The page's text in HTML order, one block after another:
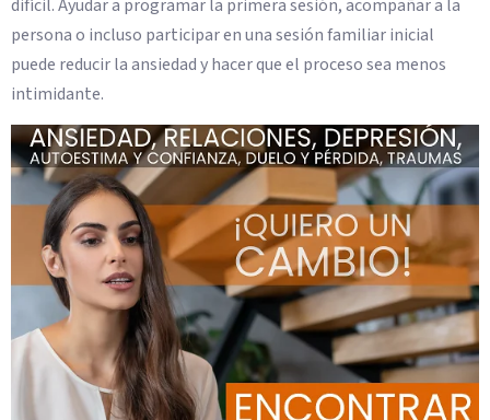
difícil. Ayudar a programar la primera sesión, acompañar a la
persona o incluso participar en una sesión familiar inicial
puede reducir la ansiedad y hacer que el proceso sea menos
intimidante.